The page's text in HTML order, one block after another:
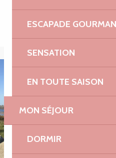
ESCAPADE
SENSATION
EN TOUTE SAISON
MON SÉJOUR
DORMIR